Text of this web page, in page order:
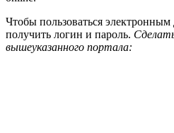
Чтобы пользоваться
получить логин и пароль.
вышеуказанного портала: